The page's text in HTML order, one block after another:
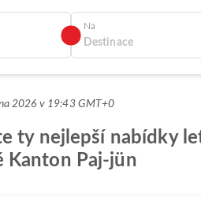
Na
2026 v 19:43 GMT+0
ty nejlepší nabídky
Kanton Paj-jün